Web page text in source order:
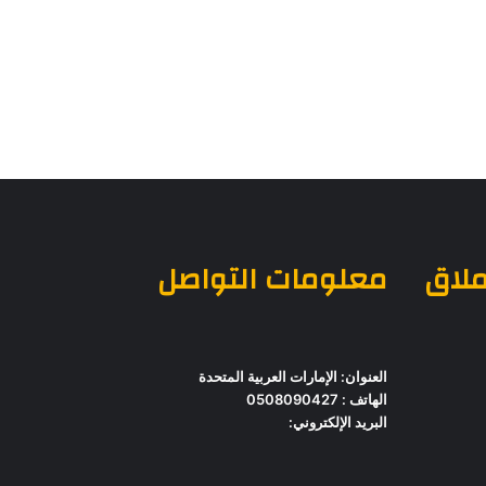
معلومات التواصل
العنوان: الإمارات العربية المتحدة
الهاتف : 0508090427
البريد الإلكتروني: